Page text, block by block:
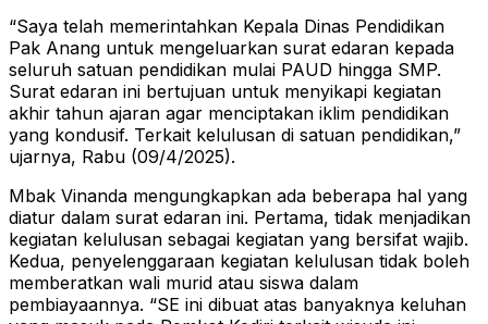
“Saya telah memerintahkan Kepala Dinas Pendidikan
Pak Anang untuk mengeluarkan surat edaran kepada
seluruh satuan pendidikan mulai PAUD hingga SMP.
Surat edaran ini bertujuan untuk menyikapi kegiatan
akhir tahun ajaran agar menciptakan iklim pendidikan
yang kondusif. Terkait kelulusan di satuan pendidikan,”
ujarnya, Rabu (09/4/2025).
Mbak Vinanda mengungkapkan ada beberapa hal yang
diatur dalam surat edaran ini. Pertama, tidak menjadikan
kegiatan kelulusan sebagai kegiatan yang bersifat wajib.
Kedua, penyelenggaraan kegiatan kelulusan tidak boleh
memberatkan wali murid atau siswa dalam
pembiayaannya. “SE ini dibuat atas banyaknya keluhan